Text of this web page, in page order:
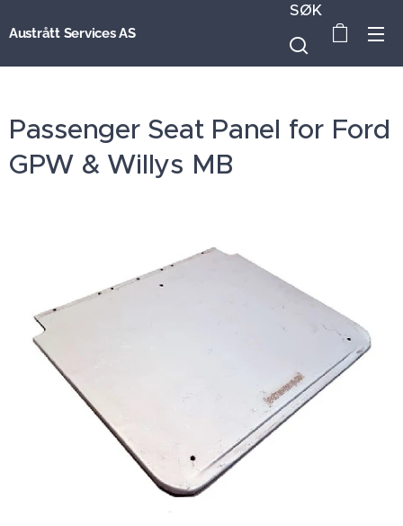
Austrått Services AS
SØK
Passenger Seat Panel for Ford
GPW & Willys MB